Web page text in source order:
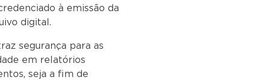
à emissão da
digital.
segurança para as
em relatórios
seja a fim de